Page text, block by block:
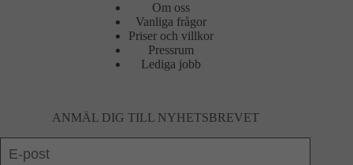
Om oss
Vanliga frågor
Priser och villkor
Pressrum
Lediga jobb
ANMÄL DIG TILL NYHETSBREVET